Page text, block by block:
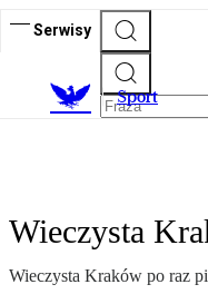
Serwisy
Sport
Wieczysta
Wieczysta Kraków po raz